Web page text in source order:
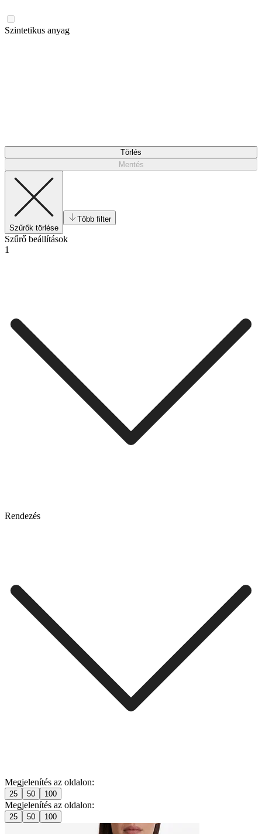
Szintetikus anyag
Törlés
Mentés
Szűrők törlése
Több filter
Szűrő beállítások
1
Rendezés
Megjelenítés az oldalon:
25 50 100
Megjelenítés az oldalon:
25 50 100